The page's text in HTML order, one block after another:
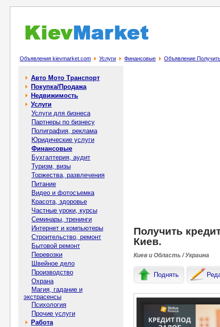
Объявления kievmarket.com Услуги Финансовые Объявление
Авто Мото Транспорт
Покупка/Продажа
Недвижимость
Услуги
Услуги для бизнеса
Партнеры по бизнесу
Полиграфия, реклама
Юридические услуги
Финансовые
Бухгалтерия, аудит
Туризм, визы
Торжества, развлечения
Питание
Видео и фотосъемка
Красота, здоровье
Частные уроки, курсы
Семинары, тренинги
Интернет и компьютеры
Строительство, ремонт
Бытовой ремонт
Перевозки
Швейное дело
Производство
Охрана
Магия, гадание и
экстрасенсы
Психология
Прочие услуги
Работа
Получить
Киев.
Киев и Область / Украина
Поднять